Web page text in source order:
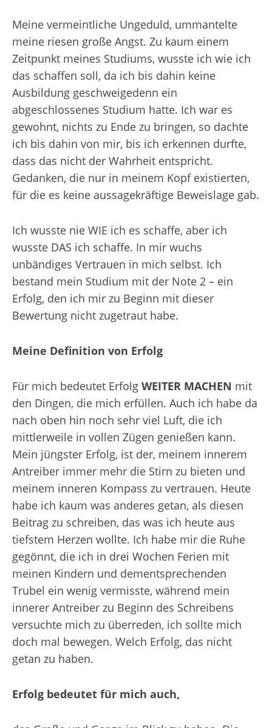
Meine vermeintliche Ungeduld, ummantelte
meine riesen große Angst. Zu kaum einem
Zeitpunkt meines Studiums, wusste ich wie ich
das schaffen soll, da ich bis dahin keine
Ausbildung geschweigedenn ein
abgeschlossenes Studium hatte. Ich war es
gewohnt, nichts zu Ende zu bringen, so dachte
ich bis dahin von mir, bis ich erkennen durfte,
dass das nicht der Wahrheit entspricht.
Gedanken, die nur in meinem Kopf existierten,
für die es keine aussagekräftige Beweislage gab.
Ich wusste nie WIE ich es schaffe, aber ich
wusste DAS ich schaffe. In mir wuchs
unbändiges Vertrauen in mich selbst. Ich
bestand mein Studium mit der Note 2 – ein
Erfolg, den ich mir zu Beginn mit dieser
Bewertung nicht zugetraut habe.
Meine Definition von Erfolg
Für mich bedeutet Erfolg WEITER MACHEN mit
den Dingen, die mich erfüllen. Auch ich habe da
nach oben hin noch sehr viel Luft, die ich
mittlerweile in vollen Zügen genießen kann.
Mein jüngster Erfolg, ist der, meinem innerem
Antreiber immer mehr die Stirn zu bieten und
meinem inneren Kompass zu vertrauen. Heute
habe ich kaum was anderes getan, als diesen
Beitrag zu schreiben, das was ich heute aus
tiefstem Herzen wollte. Ich habe mir die Ruhe
gegönnt, die ich in drei Wochen Ferien mit
meinen Kindern und dementsprechenden
Trubel ein wenig vermisste, während mein
innerer Antreiber zu Beginn des Schreibens
versuchte mich zu überreden, ich sollte mich
doch mal bewegen. Welch Erfolg, das nicht
getan zu haben.
Erfolg bedeutet für mich auch,